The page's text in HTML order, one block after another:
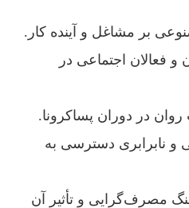
بر مشاغل و آینده کار.
و فعالان اجتماعی در
در دوران پساکرونا.
و نابرابری دسترسی به
مصرف‌گرایی و تأثیر آن